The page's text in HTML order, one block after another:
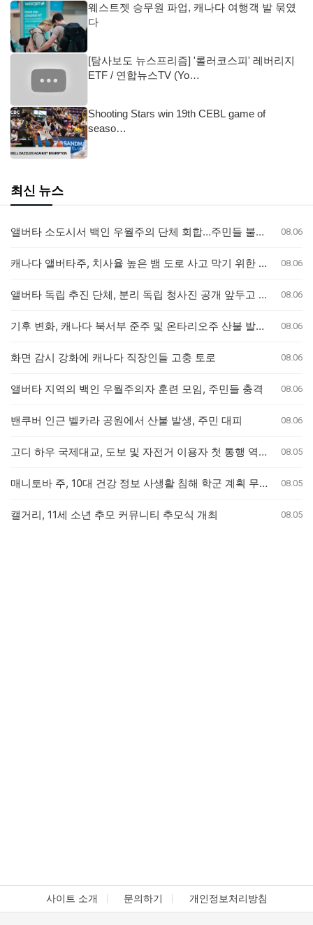
웨스트젯 승무원 파업, 캐나다 여행객 발 묶였
다
[탐사보도 뉴스프리즘] '롤러코스피' 레버리지
ETF / 연합뉴스TV (Yo…
Shooting Stars win 19th CEBL game of
seaso…
최신 뉴스
앨버타 소도시서 백인 우월주의 단체 회합…주민들 불안감 고조 08.06
캐나다 앨버타주, 치사율 높은 뱀 도로 사고 막기 위한 안전 대책 마련 08.06
앨버타 독립 추진 단체, 분리 독립 청사진 공개 앞두고 전문가 검토 착수 08.06
기후 변화, 캐나다 북서부 준주 및 온타리오주 산불 발생 가능성 두 배 높여 08.06
화면 감시 강화에 캐나다 직장인들 고충 토로 08.06
앨버타 지역의 백인 우월주의자 훈련 모임, 주민들 충격 08.06
밴쿠버 인근 벨카라 공원에서 산불 발생, 주민 대피 08.06
고디 하우 국제대교, 도보 및 자전거 이용자 첫 통행 역사 새기다 08.05
매니토바 주, 10대 건강 정보 사생활 침해 학군 계획 무효화 08.05
캘거리, 11세 소년 추모 커뮤니티 추모식 개최 08.05
사이트 소개 문의하기 개인정보처리방침